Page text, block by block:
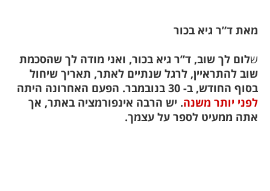
מאת ד”ר גיא בכור
שלום לך שוב, ד”ר גיא בכור, ואני מודה לך שהסכמת
שוב להתראיין, לרגל שנתיים לאתר, תאריך שיחול
בסוף החודש, ב- 30 בנובמבר. הפעם האחרונה היתה
לפני יותר משנה. יש הרבה אינפורמציה באתר, אך
אתה ממעיט לספר על עצמך.